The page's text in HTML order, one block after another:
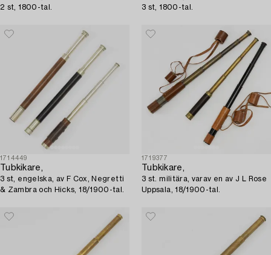
2 st, 1800-tal. 3 st, 1800-tal.
1714449
Tubkikare,
3 st, engelska, av F Cox, Negretti
& Zambra och Hicks, 18/1900-tal.
1719377
Tubkikare,
3 st. militära, varav en av J L Rose
Uppsala, 18/1900-tal.